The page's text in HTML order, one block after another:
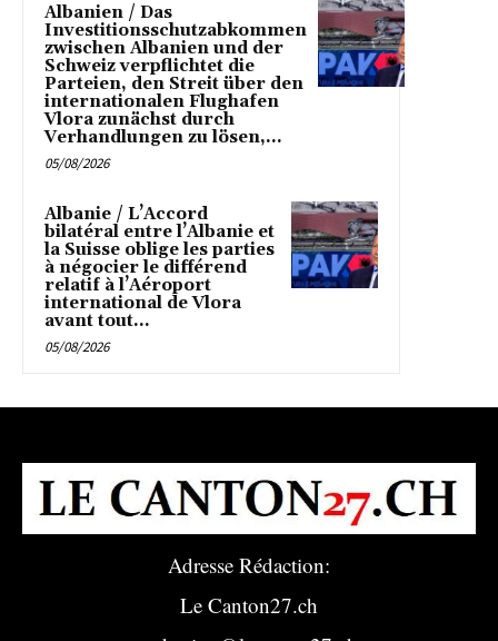
Albanien / Das
Investitionsschutzabkommen
zwischen Albanien und der
Schweiz verpflichtet die
Parteien, den Streit über den
internationalen Flughafen
Vlora zunächst durch
Verhandlungen zu lösen,...
05/08/2026
Albanie / L’Accord
bilatéral entre l’Albanie et
la Suisse oblige les parties
à négocier le différend
relatif à l’Aéroport
international de Vlora
avant tout...
05/08/2026
Adresse Rédaction:
Le Canton27.ch